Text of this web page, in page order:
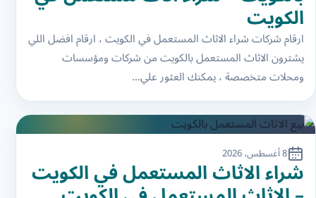
الكويت
ارقام شركات شراء الاثاث المستعمل في الكويت ، ارقام افضل اللي
يشترون الاثاث المستعمل بالكويت من شركات ومؤسسات
ومحلات متخصصة ، يمكنك العثور علي…
8 أغسطس، 2026
شراء الاثاث المستعمل في الكويت